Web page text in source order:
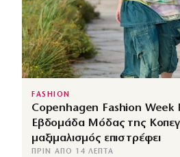
FASHION
Copenhagen Fashion Week
Εβδομάδα Μόδας της
μαξιμαλισμός επιστρέφει
ΠΡΙΝ ΑΠΌ 14 ΛΕΠΤΆ